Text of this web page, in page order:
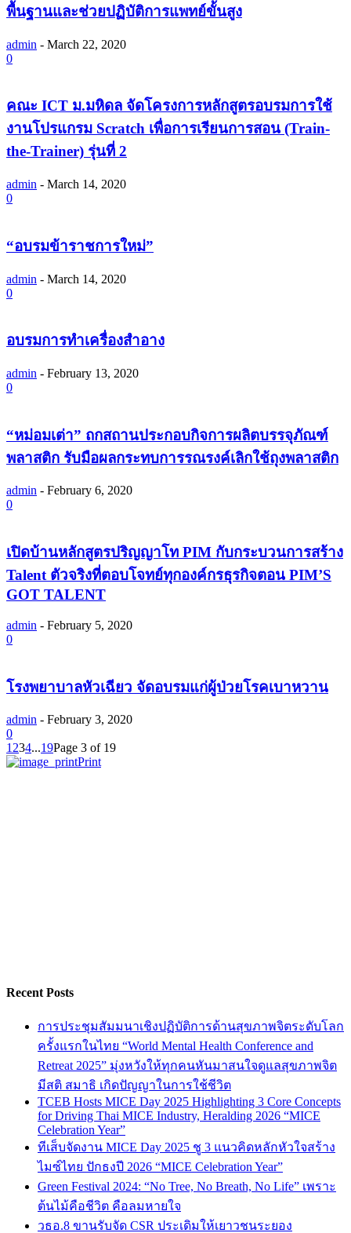
พื้นฐานและช่วยปฏิบัติการแพทย์ขั้นสูง
admin - March 22, 2020
0
คณะ ICT ม.มหิดล จัดโครงการหลักสูตรอบรมการใช้
งานโปรแกรม Scratch เพื่อการเรียนการสอน (Train-
the-Trainer) รุ่นที่ 2
admin - March 14, 2020
0
“อบรมข้าราชการใหม่”
admin - March 14, 2020
0
อบรมการทำเครื่องสำอาง
admin - February 13, 2020
0
“หม่อมเต่า” ถกสถานประกอบกิจการผลิตบรรจุภัณฑ์
พลาสติก รับมือผลกระทบการรณรงค์เลิกใช้ถุงพลาสติก
admin - February 6, 2020
0
เปิดบ้านหลักสูตรปริญญาโท PIM กับกระบวนการสร้าง
Talent ตัวจริงที่ตอบโจทย์ทุกองค์กรธุรกิจตอน PIM’S
GOT TALENT
admin - February 5, 2020
0
โรงพยาบาลหัวเฉียว จัดอบรมแก่ผู้ป่วยโรคเบาหวาน
admin - February 3, 2020
0
1 234...19Page 3 of 19
Print
Recent Posts
การประชุมสัมมนาเชิงปฏิบัติการด้านสุขภาพจิตระดับโลก
ครั้งแรกในไทย “World Mental Health Conference and
Retreat 2025” มุ่งหวังให้ทุกคนหันมาสนใจดูแลสุขภาพจิต
มีสติ สมาธิ เกิดปัญญาในการใช้ชีวิต
TCEB Hosts MICE Day 2025 Highlighting 3 Core Concepts
for Driving Thai MICE Industry, Heralding 2026 “MICE
Celebration Year”
ทีเส็บจัดงาน MICE Day 2025 ชู 3 แนวคิดหลักหัวใจสร้าง
ไมซ์ไทย ปักธงปี 2026 “MICE Celebration Year”
Green Festival 2024: “No Tree, No Breath, No Life” เพราะ
ต้นไม้คือชีวิต คือลมหายใจ
วธอ.8 ขานรับจัด CSR ประเดิมให้เยาวชนระยอง